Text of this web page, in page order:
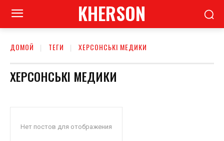
KHERSON
ДОМОЙ ТЕГИ ХЕРСОНСЬКІ МЕДИКИ
ХЕРСОНСЬКІ МЕДИКИ
Нет постов для отображения